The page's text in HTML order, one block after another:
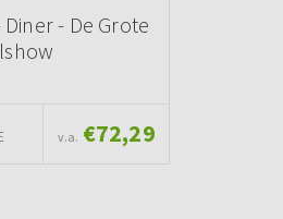
Diner - De Grote
v.a. €72,29